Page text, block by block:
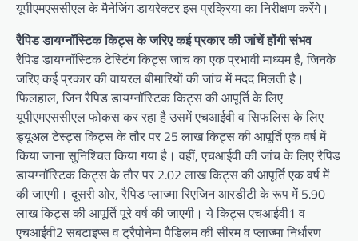
यूपीएमएससीएल के मैनेजिंग डायरेक्टर इस प्रक्रिया का निरीक्षण करेंगे।
रैपिड डायग्नॉस्टिक किट्स के जरिए कई प्रकार की जांचें होंगी संभव
रैपिड डायग्नॉस्टिक टेस्टिंग किट्स जांच का एक प्रभावी माध्यम है, जिनके
जरिए कई प्रकार की वायरल बीमारियों की जांच में मदद मिलती है।
फिलहाल, जिन रैपिड डायग्नॉस्टिक किट्स की आपूर्ति के लिए
यूपीएमएससीएल फोकस कर रहा है उसमें एचआईवी व सिफलिस के लिए
ड्यूअल टेस्ट्स किट्स के तौर पर 25 लाख किट्स की आपूर्ति एक वर्ष में
किया जाना सुनिश्चित किया गया है। वहीं, एचआईवी की जांच के लिए रैपिड
डायग्नॉस्टिक किट्स के तौर पर 2.02 लाख किट्स की आपूर्ति एक वर्ष में
की जाएगी। दूसरी ओर, रैपिड प्लाज्मा रिएजिन आरडीटी के रूप में 5.90
लाख किट्स की आपूर्ति पूरे वर्ष की जाएगी। ये किट्स एचआईवी1 व
एचआईवी2 सबटाइप्स व ट्रैपोनेमा पैडिलम की सीरम व प्लाज्मा निर्धारण